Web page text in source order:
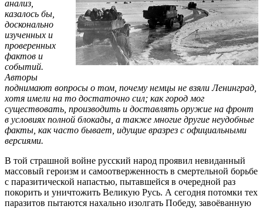
анализ,
казалось бы,
досконально
изученных и
проверенных
фактов и
событий.
Авторы
поднимают вопросы о том, почему немцы не взяли Ленинград,
хотя имели на то достаточно сил; как город мог
существовать, производить и доставлять оружие на фронт
в условиях полной блокады, а также многие другие неудобные
факты, как часто бывает, идущие вразрез с официальными
версиями.
В той страшной войне русский народ проявил невиданный
массовый героизм и самоотверженность в смертельной борьбе
с паразитической напастью, пытавшейся в очередной раз
покорить и уничтожить Великую Русь. А сегодня потомки тех
паразитов пытаются нахально изолгать Победу, завоёванную